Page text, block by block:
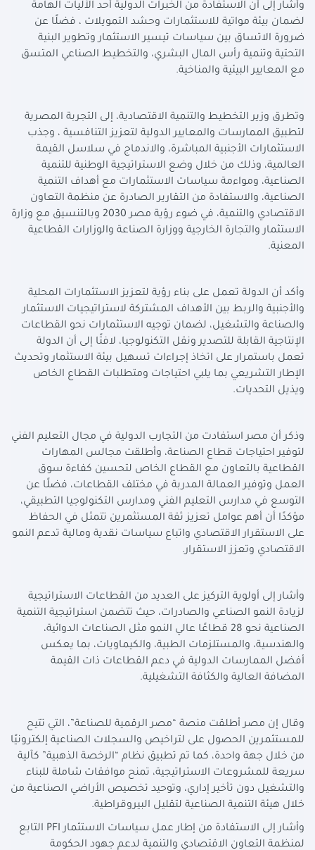
وأشار إلى أن الاستفادة من الخبرات الدولية أحد الآليات الهامة
لضمان بيئة مواتية للاستثمارات وحشد التمويلات ، فضلًا عن
ضرورة الاتساق بين سياسات تيسير الاستثمار وتطوير البنية
التحتية وتنمية رأس المال البشري، والتخطيط الصناعي المتسق
مع المعايير البيئية والمناخية.
وتطرق وزير التخطيط والتنمية الاقتصادية، إلى التجربة المصرية
لتطبيق الممارسات والمعايير الدولية لتعزيز التنافسية ، وجذب
الاستثمارات الأجنبية المباشرة، والاندماج في سلاسل القيمة
العالمية، وذلك من خلال وضع الاستراتيجية الوطنية للتنمية
الصناعية، ومواءمة سياسات الاستثمارات مع أهداف التنمية
الصناعية، والاستفادة من التقارير الصادرة عن منظمة التعاون
الاقتصادي والتنمية، في ضوء رؤية مصر 2030 وبالتنسيق مع وزارة
الاستثمار والتجارة الخارجية ووزارة الصناعة والوزارات القطاعية
المعنية.
وأكد أن الدولة تعمل على بناء رؤية لتعزيز الاستثمارات المحلية
والأجنبية والربط بين الأهداف المشتركة لاستراتيجيات الاستثمار
والصناعة والتشغيل، لضمان توجيه الاستثمارات نحو القطاعات
الإنتاجية القابلة للتصدير ونقل التكنولوجيا، لافتًا إلى أن الدولة
تعمل باستمرار على اتخاذ إجراءات تسهيل بيئة الاستثمار وتحديث
الإطار التشريعي بما يلبي احتياجات ومتطلبات القطاع الخاص
ويذيل التحديات.
وذكر أن مصر استفادت من التجارب الدولية في مجال التعليم الفني
لتوفير احتياجات قطاع الصناعة، وأطلقت مجالس المهارات
القطاعية بالتعاون مع القطاع الخاص لتحسين كفاءة سوق
العمل وتوفير العمالة المدربة في مختلف القطاعات، فضلًا عن
التوسع في مدارس التعليم الفني ومدارس التكنولوجيا التطبيقي،
مؤكدًا أن أهم عوامل تعزيز ثقة المستثمرين تتمثل في الحفاظ
على الاستقرار الاقتصادي واتباع سياسات نقدية ومالية تدعم النمو
الاقتصادي وتعزز الاستقرار.
وأشار إلى أولوية التركيز على العديد من القطاعات الاستراتيجية
لزيادة النمو الصناعي والصادرات، حيث تتضمن استراتيجية التنمية
الصناعية نحو 28 قطاعًا عالي النمو مثل الصناعات الدوائية،
والهندسية، والمستلزمات الطبية، والكيماويات، بما يعكس
أفضل الممارسات الدولية في دعم القطاعات ذات القيمة
المضافة العالية والكثافة التشغيلية.
وقال إن مصر أطلقت منصة “مصر الرقمية للصناعة”، التي تتيح
للمستثمرين الحصول على لتراخيص والسجلات الصناعية إلكترونيًا
من خلال جهة واحدة، كما تم تطبيق نظام “الرخصة الذهبية” كآلية
سريعة للمشروعات الاستراتيجية، تمنح موافقات شاملة للبناء
والتشغيل دون تأخير إداري، وتوحيد تخصيص الأراضي الصناعية من
خلال هيئة التنمية الصناعية لتقليل البيروقراطية.
وأشار إلى الاستفادة من إطار عمل سياسات الاستثمارPFI التابع
لمنظمة التعاون الاقتصادي والتنمية لدعم جهود الحكومة